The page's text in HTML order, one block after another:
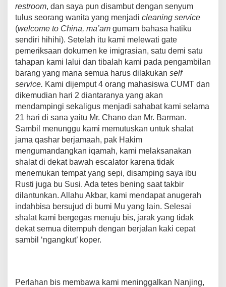
restroom, dan saya pun disambut dengan senyum
tulus seorang wanita yang menjadi cleaning service
(welcome to China, ma’am gumam bahasa hatiku
sendiri hihihi). Setelah itu kami melewati gate
pemeriksaan dokumen ke imigrasian, satu demi satu
tahapan kami lalui dan tibalah kami pada pengambilan
barang yang mana semua harus dilakukan self
service. Kami dijemput 4 orang mahasiswa CUMT dan
dikemudian hari 2 diantaranya yang akan
mendampingi sekaligus menjadi sahabat kami selama
21 hari di sana yaitu Mr. Chano dan Mr. Barman.
Sambil menunggu kami memutuskan untuk shalat
jama qashar berjamaah, pak Hakim
mengumandangkan iqamah, kami melaksanakan
shalat di dekat bawah escalator karena tidak
menemukan tempat yang sepi, disamping saya ibu
Rusti juga bu Susi. Ada tetes bening saat takbir
dilantunkan. Allahu Akbar, kami mendapat anugerah
indahbisa bersujud di bumi Mu yang lain. Selesai
shalat kami bergegas menuju bis, jarak yang tidak
dekat semua ditempuh dengan berjalan kaki cepat
sambil ‘ngangkut’ koper.
Perlahan bis membawa kami meninggalkan Nanjing,